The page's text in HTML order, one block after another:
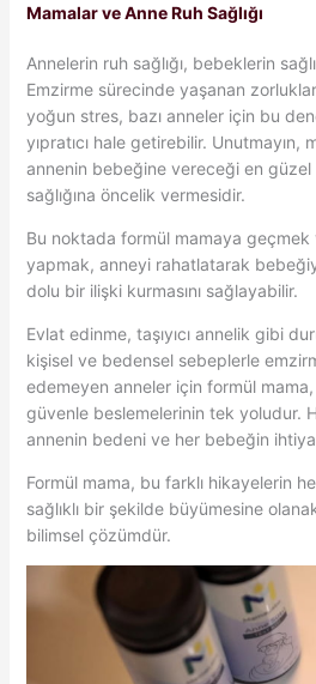
Mamalar ve Anne Ruh Sağlığı
Annelerin ruh sağlığı, bebeklerin
Emzirme sürecinde yaşanan
yoğun stres, bazı anneler için bu
yıpratıcı hale getirebilir.
annenin bebeğine vereceği en
sağlığına öncelik vermesidir.
Bu noktada formül mamaya
yapmak, anneyi rahatlatarak
dolu bir ilişki kurmasını sağlayabilir.
Evlat edinme, taşıyıcı annelik gibi
kişisel ve bedensel sebeplerle
edemeyen anneler için formül
güvenle beslemelerinin tek yoludur.
annenin bedeni ve her bebeğin
Formül mama, bu farklı hikayelerin
sağlıklı bir şekilde büyümesine
bilimsel çözümdür.